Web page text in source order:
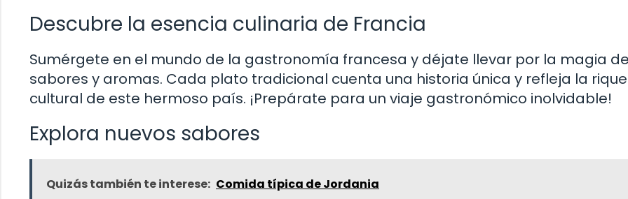
Descubre la esencia culinaria de Francia
Sumérgete en el mundo de la gastronomía francesa y déjate llevar por la magia
sabores y aromas. Cada plato tradicional cuenta una historia única y refleja la
cultural de este hermoso país. ¡Prepárate para un viaje gastronómico inolvidable!
Explora nuevos sabores
Quizás también te interese: Comida típica de Jordania